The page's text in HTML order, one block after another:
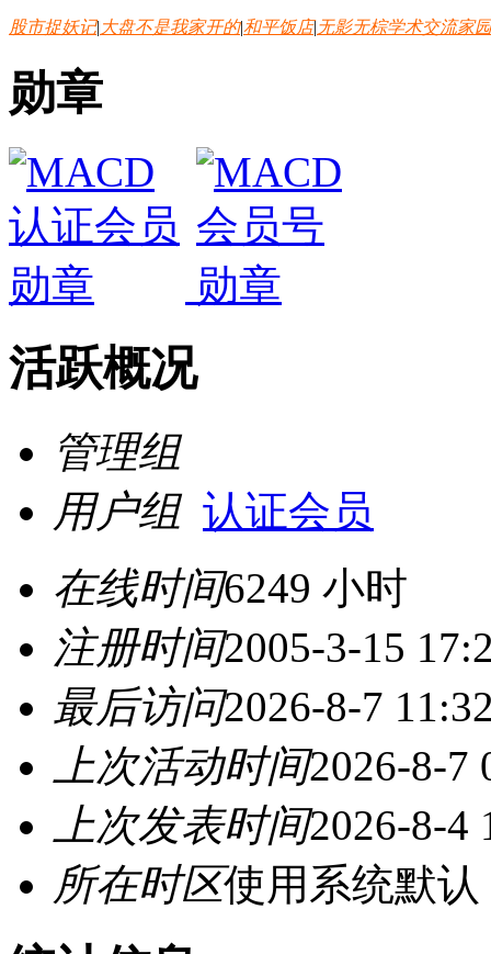
股市捉妖记| 大盘不是我家开的|和平饭店|无影无棕学术交流家园
勋章
活跃概况
管理组
用户组 认证会员
在线时间6249 小时
注册时间2005-3-15
最后访问2026-8-7
上次活动时间2026-8-7
上次发表时间2026-8-4
所在时区使用系统默认